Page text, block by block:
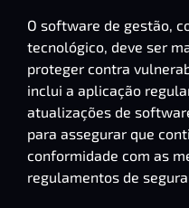
O software de gestão,
tecnológico, deve ser
proteger contra
inclui a aplicação
atualizações de
para assegurar que
conformidade com as
regulamentos de